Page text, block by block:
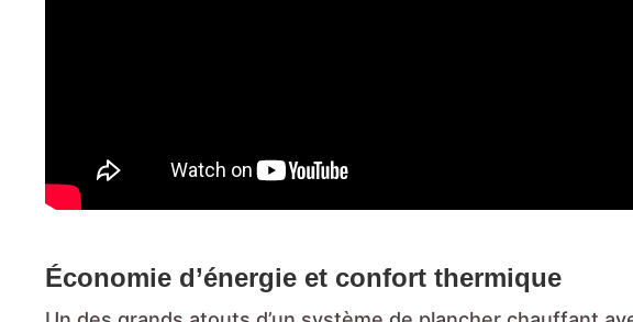
Économie d’énergie et confort thermique